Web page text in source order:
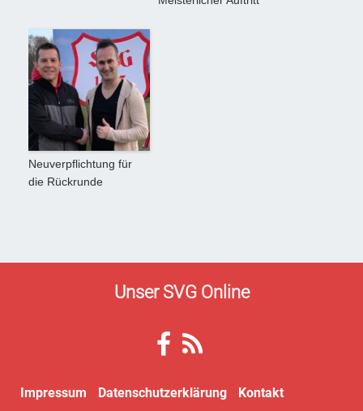
Neuverpflichtung für
die Rückrunde
Unser SVG Online
Impressum Datenschutzerklärung Kontakt